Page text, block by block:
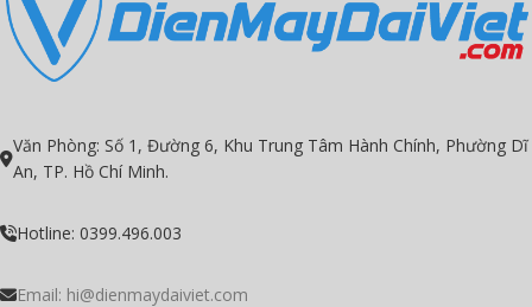
Văn Phòng: Số 1, Đường 6, Khu Trung Tâm Hành Chính, Phường Dĩ
An, TP. Hồ Chí Minh.
Hotline: 0399.496.003
Email: hi@dienmaydaiviet.com